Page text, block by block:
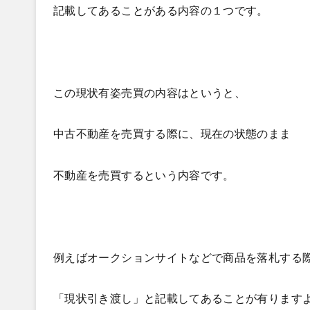
記載してあることがある内容の１つです。
この現状有姿売買の内容はというと、
中古不動産を売買する際に、現在の状態のまま
不動産を売買するという内容です。
例えばオークションサイトなどで商品を落札する
「現状引き渡し」と記載してあることが有ります